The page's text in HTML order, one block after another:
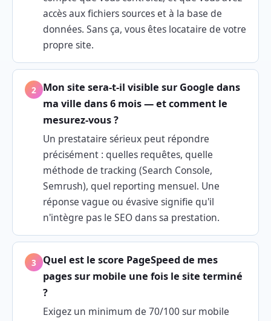
accès aux fichiers sources et à la base de
données. Sans ça, vous êtes locataire de votre
propre site.
2
Mon site sera-t-il visible sur Google dans
ma ville dans 6 mois — et comment le
mesurez-vous ?
Un prestataire sérieux peut répondre
précisément : quelles requêtes, quelle
méthode de tracking (Search Console,
Semrush), quel reporting mensuel. Une
réponse vague ou évasive signifie qu'il
n'intègre pas le SEO dans sa prestation.
3
Quel est le score PageSpeed de mes
pages sur mobile une fois le site terminé
?
Exigez un minimum de 70/100 sur mobile